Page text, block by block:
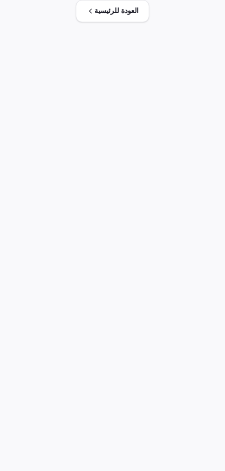
الصناعية بموجب شراكة أوربية (ملحق 2، 3، 4).
العودة للرئيسية